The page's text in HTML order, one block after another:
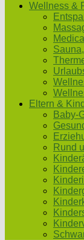
Wellness &
Eltern & Kind
Baby-
Rund